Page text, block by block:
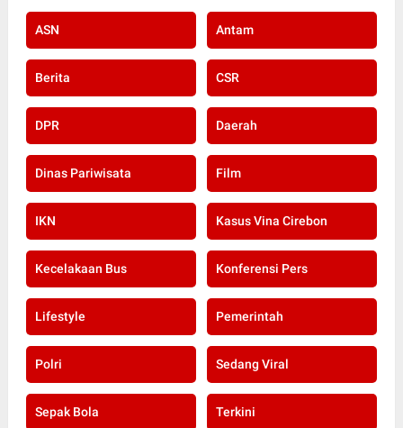
ASN Antam
Berita CSR
DPR Daerah
Dinas Pariwisata Film
IKN Kasus Vina Cirebon
Kecelakaan Bus Konferensi Pers
Lifestyle Pemerintah
Polri Sedang Viral
Sepak Bola Terkini